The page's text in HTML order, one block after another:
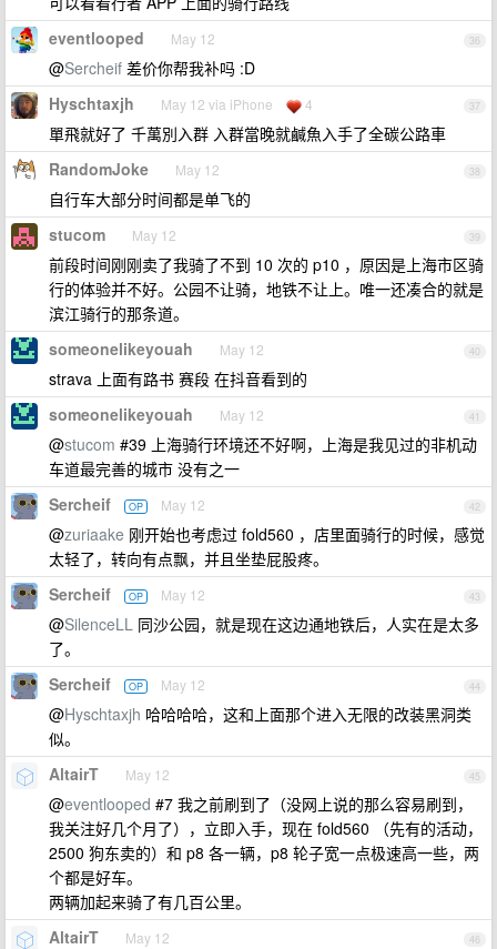
36
eventlooped May 12
@Sercheif 差价你帮我补吗 :D
37
Hyschtaxjh May 12 via iPhone 4
單飛就好了 千萬別入群 入群當晚就鹹魚入手了全碳公路車
38
RandomJoke May 12
自行车大部分时间都是单飞的
39
stucom May 12
前段时间刚刚卖了我骑了不到 10 次的 p10 ，原因是上海市区骑
行的体验并不好。公园不让骑，地铁不让上。唯一还凑合的就是
滨江骑行的那条道。
40
someonelikeyouah May 12
strava 上面有路书 赛段 在抖音看到的
41
someonelikeyouah May 12
@stucom #39 上海骑行环境还不好啊，上海是我见过的非机动
车道最完善的城市 没有之一
42
Sercheif OP May 12
@zuriaake 刚开始也考虑过 fold560 ，店里面骑行的时候，感觉
太轻了，转向有点飘，并且坐垫屁股疼。
43
Sercheif OP May 12
@SilenceLL 同沙公园，就是现在这边通地铁后，人实在是太多
了。
44
Sercheif OP May 12
@Hyschtaxjh 哈哈哈哈，这和上面那个进入无限的改装黑洞类
似。
45
AltairT May 12
@eventlooped #7 我之前刷到了（没网上说的那么容易刷到，
我关注好几个月了），立即入手，现在 fold560 （先有的活动，
2500 狗东卖的）和 p8 各一辆，p8 轮子宽一点极速高一些，两
个都是好车。
两辆加起来骑了有几百公里。
46
AltairT May 12